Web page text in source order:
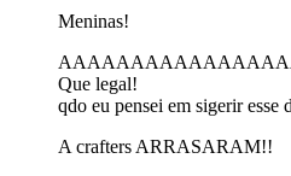
Meninas!
Que legal!
qdo eu pensei em sigerir
A crafters ARRASARAM!!